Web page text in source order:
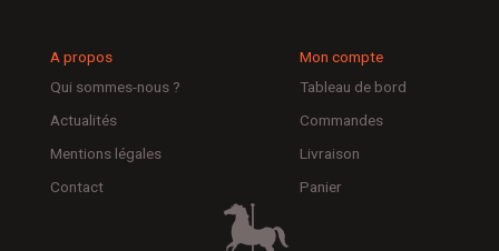
A propos
Qui sommes-nous ?
Actualités
Mentions légales
Contact
Mon compte
Tableau de bord
Commandes
Livraison
Panier